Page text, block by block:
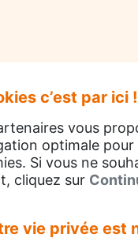
Royaume-
européen à avoir
effets
allergiques
désormais contre-
(comme des
c’est par ici !
vous
optimale
Si vous ne
cliquez sur
vie privée est